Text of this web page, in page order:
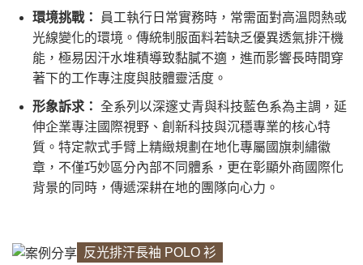
環境挑戰：
員工執行日常實務時，常需面對高溫悶熱或
光線變化的環境。傳統制服面料若缺乏優異透氣排汗機
能，極易因汗水堆積導致黏膩不適，進而影響長時間穿
著下的工作專注度與肢體靈活度。
形象訴求： 全系列以深邃丈青與科技藍色系為主調，延
伸企業專注國際視野、創新科技與沉穩專業的核心特
質。特定款式手臂上精緻規劃在地化專屬國旗刺繡徽
章，不僅巧妙區分內部不同體系，更在彰顯外商國際化
背景的同時，傳遞深耕在地的團隊向心力。
反光排汗長袖 POLO 衫